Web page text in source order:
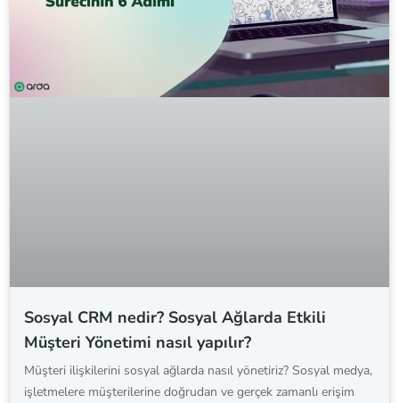
Sosyal CRM nedir? Sosyal Ağlarda Etkili
Müşteri Yönetimi nasıl yapılır?
Müşteri ilişkilerini sosyal ağlarda nasıl yönetiriz? Sosyal medya,
işletmelere müşterilerine doğrudan ve gerçek zamanlı erişim